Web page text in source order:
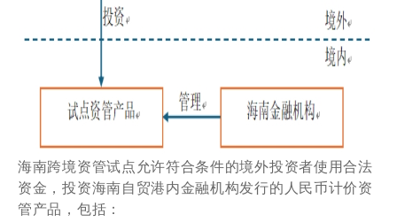
海南跨境资管试点允许符合条件的境外投资者使用合法
资金，投资海南自贸港内金融机构发行的人民币计价资
管产品，包括：